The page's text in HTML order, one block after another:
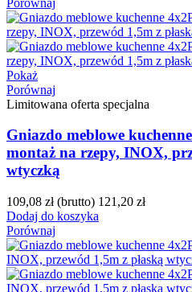
Pokaż
Porównaj
Limitowana oferta specjalna
Gniazdo meblowe
montaż na rzepy, INOX,
wtyczką
109,08 zł (brutto) 121,20 zł
Dodaj do koszyka
Porównaj